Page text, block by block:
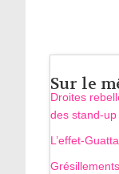
Sur le
Droites
des
L’effet-